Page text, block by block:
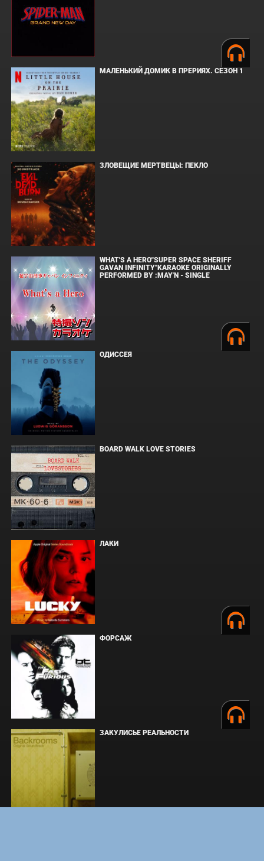
МАЛЕНЬКИЙ ДОМИК В ПРЕРИЯХ. СЕЗОН 1
ЗЛОВЕЩИЕ МЕРТВЕЦЫ: ПЕКЛО
WHAT'S A HERO"SUPER SPACE SHERIFF
GAVAN INFINITY"KARAOKE ORIGINALLY
PERFORMED BY :MAY'N - SINGLE
ОДИССЕЯ
BOARD WALK LOVE STORIES
ЛАКИ
ФОРСАЖ
ЗАКУЛИСЬЕ РЕАЛЬНОСТИ